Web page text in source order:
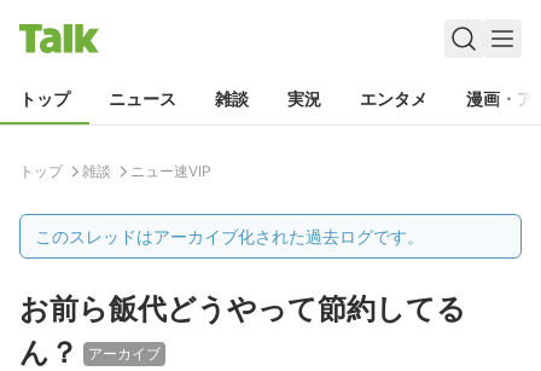
トップ ニュース 雑談 実況 エンタメ 漫画・ア
トップ 雑談 ニュー速VIP
このスレッドはアーカイブ化された過去ログです。
お前ら飯代どうやって節約してる
ん？
アーカイブ